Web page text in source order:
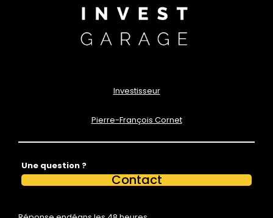
Investisseur
Pierre-François Cornet
Une question ?
Contact